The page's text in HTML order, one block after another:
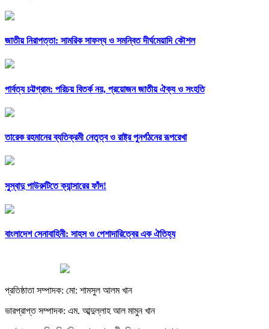
জাতীয় নিরাপত্তা: সামরিক সাফল্য ও সমন্বিত দীর্ঘমেয়াদি কৌশল
পার্বত্য চট্টগ্রাম: পরিচয় বিতর্ক নয়, প্রয়োজন জাতীয় ঐক্য ও সংহতি
তারেক রহমানের ব্যতিক্রমী নেতৃত্ব ও রাষ্ট্র পুনর্গঠনের রূপরেখা
সুস্বাদু পাউরুটিতে ক্যান্সারের ফাঁদ!
বাংলাদেশ সেনাবাহিনী: সাহস ও পেশাদারিত্বের এক ঐতিহ্য
প্রতিষ্ঠাতা সম্পাদক: মো: শামসুল আলম খান
ভারপ্রাপ্ত সম্পাদক: এম. আব্দুল্লাহ আল মামুন খান